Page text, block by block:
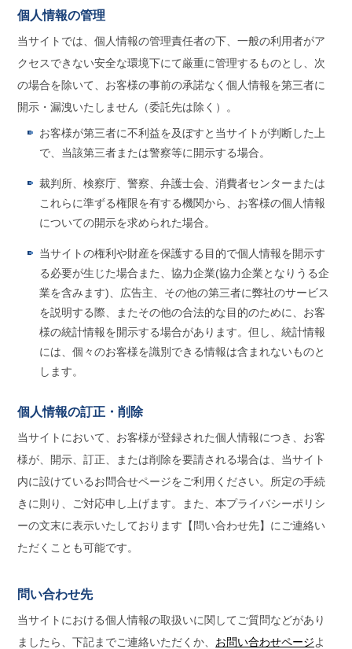
個人情報の管理
当サイトでは、個人情報の管理責任者の下、一般の利用者がア
クセスできない安全な環境下にて厳重に管理するものとし、次
の場合を除いて、お客様の事前の承諾なく個人情報を第三者に
開示・漏洩いたしません（委託先は除く）。
お客様が第三者に不利益を及ぼすと当サイトが判断した上
で、当該第三者または警察等に開示する場合。
裁判所、検察庁、警察、弁護士会、消費者センターまたは
これらに準ずる権限を有する機関から、お客様の個人情報
についての開示を求められた場合。
当サイトの権利や財産を保護する目的で個人情報を開示す
る必要が生じた場合また、協力企業(協力企業となりうる企
業を含みます)、広告主、その他の第三者に弊社のサービス
を説明する際、またその他の合法的な目的のために、お客
様の統計情報を開示する場合があります。但し、統計情報
には、個々のお客様を識別できる情報は含まれないものと
します。
個人情報の訂正・削除
当サイトにおいて、お客様が登録された個人情報につき、お客
様が、開示、訂正、または削除を要請される場合は、当サイト
内に設けているお問合せページをご利用ください。所定の手続
きに則り、ご対応申し上げます。また、本プライバシーポリシ
ーの文末に表示いたしております【問い合わせ先】にご連絡い
ただくことも可能です。
問い合わせ先
当サイトにおける個人情報の取扱いに関してご質問などがあり
ましたら、下記までご連絡いただくか、 お問い合わせページよ